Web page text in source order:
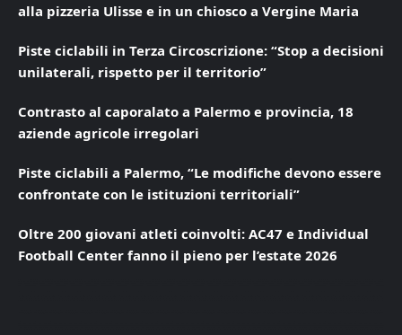
alla pizzeria Ulisse e in un chiosco a Vergine Maria
Piste ciclabili in Terza Circoscrizione: “Stop a decisioni
unilaterali, rispetto per il territorio”
Contrasto al caporalato a Palermo e provincia, 18
aziende agricole irregolari
Piste ciclabili a Palermo, “Le modifiche devono essere
confrontate con le istituzioni territoriali”
Oltre 200 giovani atleti coinvolti: AC47 e Individual
Football Center fanno il pieno per l’estate 2026